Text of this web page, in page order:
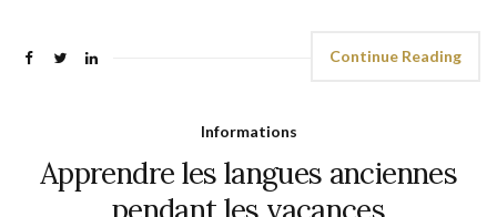
Continue Reading
Informations
Apprendre les langues anciennes